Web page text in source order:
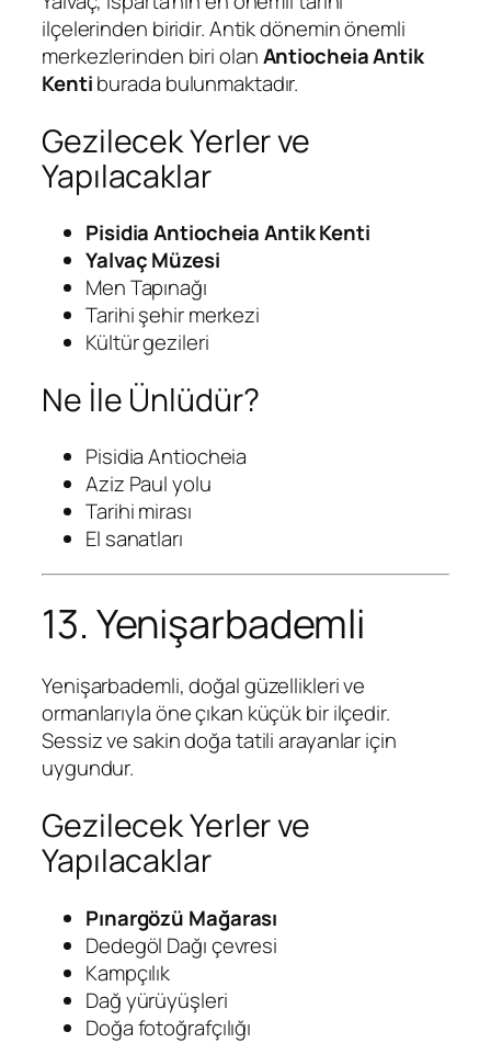
ilçelerinden biridir. Antik dönemin önemli
merkezlerinden biri olanAntiocheia Antik
Kentiburada bulunmaktadır.
Gezilecek Yerler ve
Yapılacaklar
Pisidia Antiocheia Antik Kenti
Yalvaç Müzesi
Men Tapınağı
Tarihi şehir merkezi
Kültür gezileri
Ne İle Ünlüdür?
Pisidia Antiocheia
Aziz Paul yolu
Tarihi mirası
El sanatları
13. Yenişarbademli
Yenişarbademli, doğal güzellikleri ve
ormanlarıyla öne çıkan küçük bir ilçedir.
Sessiz ve sakin doğa tatili arayanlar için
uygundur.
Gezilecek Yerler ve
Yapılacaklar
Pınargözü Mağarası
Dedegöl Dağı çevresi
Kampçılık
Dağ yürüyüşleri
Doğa fotoğrafçılığı